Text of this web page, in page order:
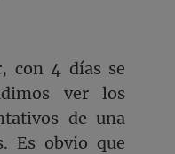
con 4 días se
ver los
de una
Es obvio que